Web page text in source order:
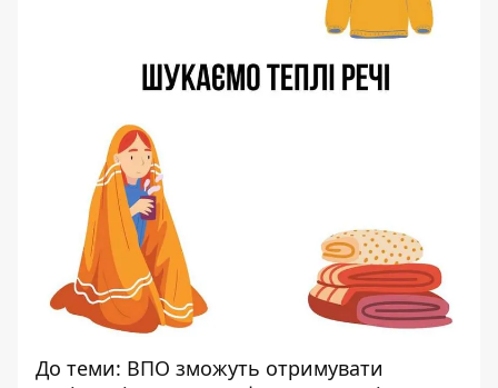
До теми: ВПО зможуть отримувати